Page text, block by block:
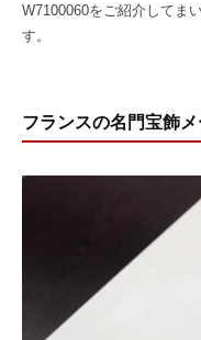
W7100060をご紹介してま
す。
フランスの名門宝飾